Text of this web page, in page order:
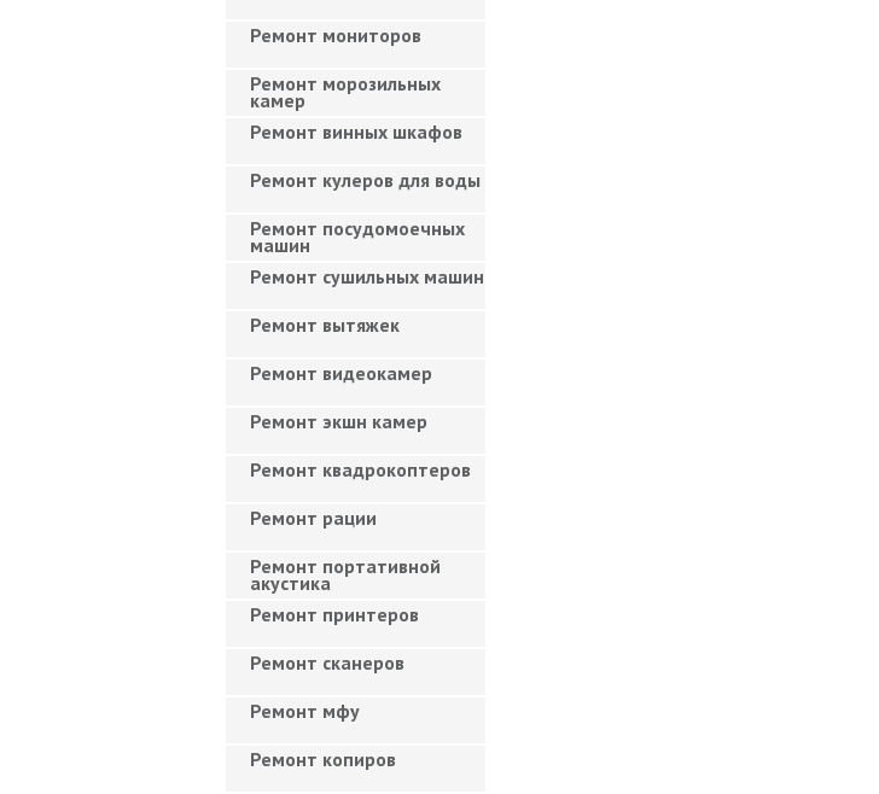
Ремонт мониторов
Ремонт морозильных
камер
Ремонт винных шкафов
Ремонт кулеров для воды
Ремонт посудомоечных
машин
Ремонт сушильных машин
Ремонт вытяжек
Ремонт видеокамер
Ремонт экшн камер
Ремонт квадрокоптеров
Ремонт рации
Ремонт портативной
акустика
Ремонт принтеров
Ремонт сканеров
Ремонт мфу
Ремонт копиров